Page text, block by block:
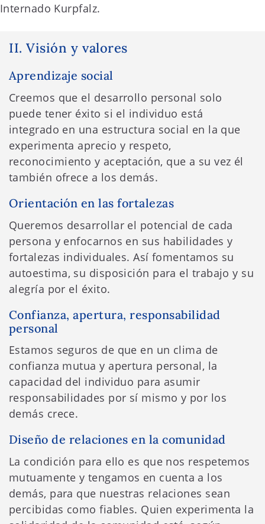
Internado Kurpfalz.
II. Visión y valores
Aprendizaje social
Creemos que el desarrollo personal solo
puede tener éxito si el individuo está
integrado en una estructura social en la que
experimenta aprecio y respeto,
reconocimiento y aceptación, que a su vez él
también ofrece a los demás.
Orientación en las fortalezas
Queremos desarrollar el potencial de cada
persona y enfocarnos en sus habilidades y
fortalezas individuales. Así fomentamos su
autoestima, su disposición para el trabajo y su
alegría por el éxito.
Confianza, apertura, responsabilidad
personal
Estamos seguros de que en un clima de
confianza mutua y apertura personal, la
capacidad del individuo para asumir
responsabilidades por sí mismo y por los
demás crece.
Diseño de relaciones en la comunidad
La condición para ello es que nos respetemos
mutuamente y tengamos en cuenta a los
demás, para que nuestras relaciones sean
percibidas como fiables. Quien experimenta la